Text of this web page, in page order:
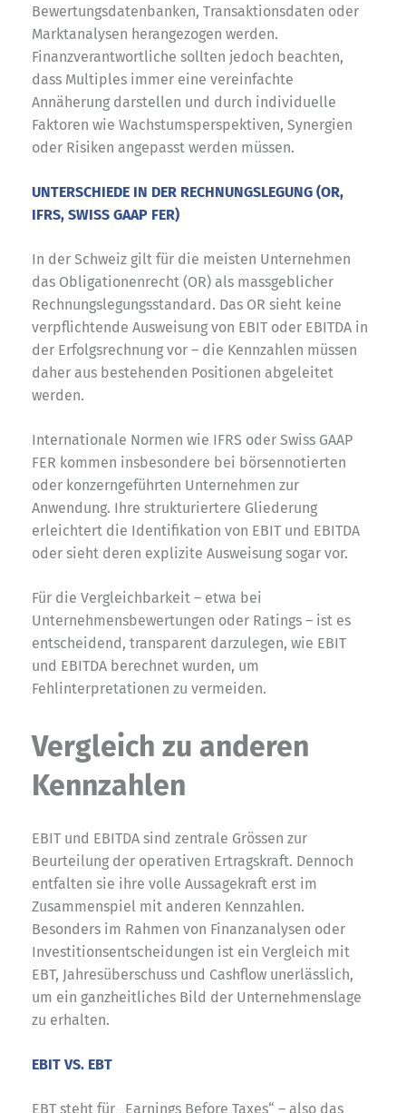
Bewertungsdatenbanken, Transaktionsdaten oder
Marktanalysen herangezogen werden.
Finanzverantwortliche sollten jedoch beachten,
dass Multiples immer eine vereinfachte
Annäherung darstellen und durch individuelle
Faktoren wie Wachstumsperspektiven, Synergien
oder Risiken angepasst werden müssen.
UNTERSCHIEDE IN DER RECHNUNGSLEGUNG (OR,
IFRS, SWISS GAAP FER)
In der Schweiz gilt für die meisten Unternehmen
das Obligationenrecht (OR) als massgeblicher
Rechnungslegungsstandard. Das OR sieht keine
verpflichtende Ausweisung von EBIT oder EBITDA in
der Erfolgsrechnung vor – die Kennzahlen müssen
daher aus bestehenden Positionen abgeleitet
werden.
Internationale Normen wie IFRS oder Swiss GAAP
FER kommen insbesondere bei börsennotierten
oder konzerngeführten Unternehmen zur
Anwendung. Ihre strukturiertere Gliederung
erleichtert die Identifikation von EBIT und EBITDA
oder sieht deren explizite Ausweisung sogar vor.
Für die Vergleichbarkeit – etwa bei
Unternehmensbewertungen oder Ratings – ist es
entscheidend, transparent darzulegen, wie EBIT
und EBITDA berechnet wurden, um
Fehlinterpretationen zu vermeiden.
Vergleich zu anderen
Kennzahlen
EBIT und EBITDA sind zentrale Grössen zur
Beurteilung der operativen Ertragskraft. Dennoch
entfalten sie ihre volle Aussagekraft erst im
Zusammenspiel mit anderen Kennzahlen.
Besonders im Rahmen von Finanzanalysen oder
Investitionsentscheidungen ist ein Vergleich mit
EBT, Jahresüberschuss und Cashflow unerlässlich,
um ein ganzheitliches Bild der Unternehmenslage
zu erhalten.
EBIT VS. EBT
EBT steht für „Earnings Before Taxes“ – also das